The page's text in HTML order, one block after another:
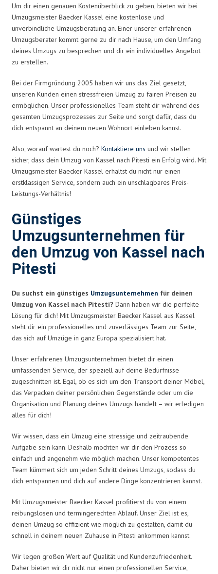
Um dir einen genauen Kostenüberblick zu geben, bieten wir bei
Umzugsmeister Baecker Kassel eine kostenlose und
unverbindliche Umzugsberatung an. Einer unserer erfahrenen
Umzugsberater kommt gerne zu dir nach Hause, um den Umfang
deines Umzugs zu besprechen und dir ein individuelles Angebot
zu erstellen.
Bei der Firmgründung 2005 haben wir uns das Ziel gesetzt,
unseren Kunden einen stressfreien Umzug zu fairen Preisen zu
ermöglichen. Unser professionelles Team steht dir während des
gesamten Umzugsprozesses zur Seite und sorgt dafür, dass du
dich entspannt an deinem neuen Wohnort einleben kannst.
Also, worauf wartest du noch? Kontaktiere uns und wir stellen
sicher, dass dein Umzug von Kassel nach Pitesti ein Erfolg wird. Mit
Umzugsmeister Baecker Kassel erhältst du nicht nur einen
erstklassigen Service, sondern auch ein unschlagbares Preis-
Leistungs-Verhältnis!
Günstiges
Umzugsunternehmen für
den Umzug von Kassel nach
Pitesti
Du suchst ein günstiges Umzugsunternehmen für deinen
Umzug von Kassel nach Pitesti? Dann haben wir die perfekte
Lösung für dich! Mit Umzugsmeister Baecker Kassel aus Kassel
steht dir ein professionelles und zuverlässiges Team zur Seite,
das sich auf Umzüge in ganz Europa spezialisiert hat.
Unser erfahrenes Umzugsunternehmen bietet dir einen
umfassenden Service, der speziell auf deine Bedürfnisse
zugeschnitten ist. Egal, ob es sich um den Transport deiner Möbel,
das Verpacken deiner persönlichen Gegenstände oder um die
Organisation und Planung deines Umzugs handelt – wir erledigen
alles für dich!
Wir wissen, dass ein Umzug eine stressige und zeitraubende
Aufgabe sein kann. Deshalb möchten wir dir den Prozess so
einfach und angenehm wie möglich machen. Unser kompetentes
Team kümmert sich um jeden Schritt deines Umzugs, sodass du
dich entspannen und dich auf andere Dinge konzentrieren kannst.
Mit Umzugsmeister Baecker Kassel profitierst du von einem
reibungslosen und termingerechten Ablauf. Unser Ziel ist es,
deinen Umzug so effizient wie möglich zu gestalten, damit du
schnell in deinem neuen Zuhause in Pitesti ankommen kannst.
Wir legen großen Wert auf Qualität und Kundenzufriedenheit.
Daher bieten wir dir nicht nur einen professionellen Service,